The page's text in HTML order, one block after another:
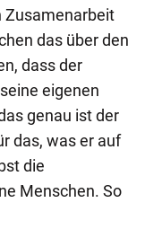
Zusamenarbeit
das über den
dass der
eigenen
genau ist der
das, was er auf
die
Menschen. So